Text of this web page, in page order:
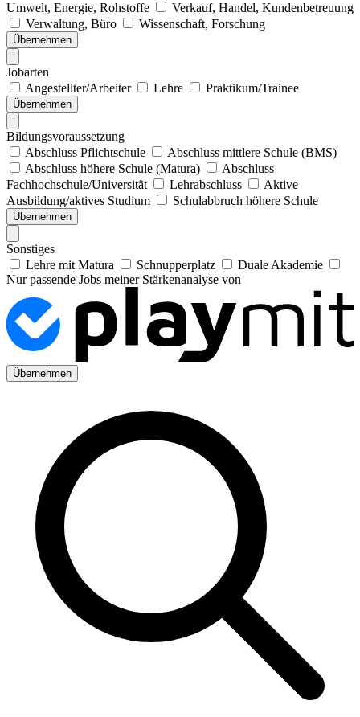
Umwelt, Energie, Rohstoffe
Verkauf, Handel, Kundenbetreuung
Verwaltung, Büro
Wissenschaft, Forschung
Übernehmen
Jobarten
Angestellter/Arbeiter
Lehre Praktikum/Trainee
Übernehmen
Bildungsvoraussetzung
Abschluss Pflichtschule
Abschluss mittlere Schule (BMS)
Abschluss höhere Schule (Matura)
Abschluss
Fachhochschule/Universität
Lehrabschluss
Aktive
Ausbildung/aktives Studium
Schulabbruch höhere Schule
Übernehmen
Sonstiges
Lehre mit Matura
Schnupperplatz
Duale Akademie
Nur passende Jobs meiner Stärkenanalyse von
Übernehmen